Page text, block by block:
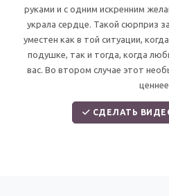
руками и с одним искренним
украла сердце. Такой сюрприз
уместен как в той ситуации,
подушке, так и тогда, когда
вас. Во втором случае этот
СДЕЛАТЬ